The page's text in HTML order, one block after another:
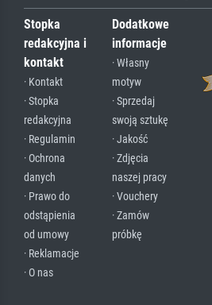
Stopka
redakcyjna i
kontakt
· Kontakt
· Stopka
redakcyjna
· Regulamin
· Ochrona
danych
· Prawo do
odstąpienia
od umowy
· Reklamacje
· O nas
Dodatkowe
informacje
· Własny
motyw
· Sprzedaj
swoją sztukę
· Jakość
· Zdjęcia
naszej pracy
· Vouchery
· Zamów
próbkę